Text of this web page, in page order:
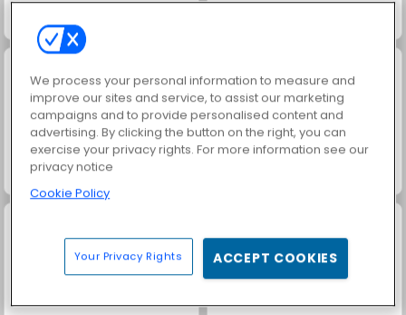
Grand Mahjong Connect
We process your personal information to measure and
improve our sites and service, to assist our marketing
campaigns and to provide personalised content and
advertising. By clicking the button on the right, you can
exercise your privacy rights. For more information see our
privacy notice
Cookie Policy
Your Privacy Rights ACCEPT COOKIES